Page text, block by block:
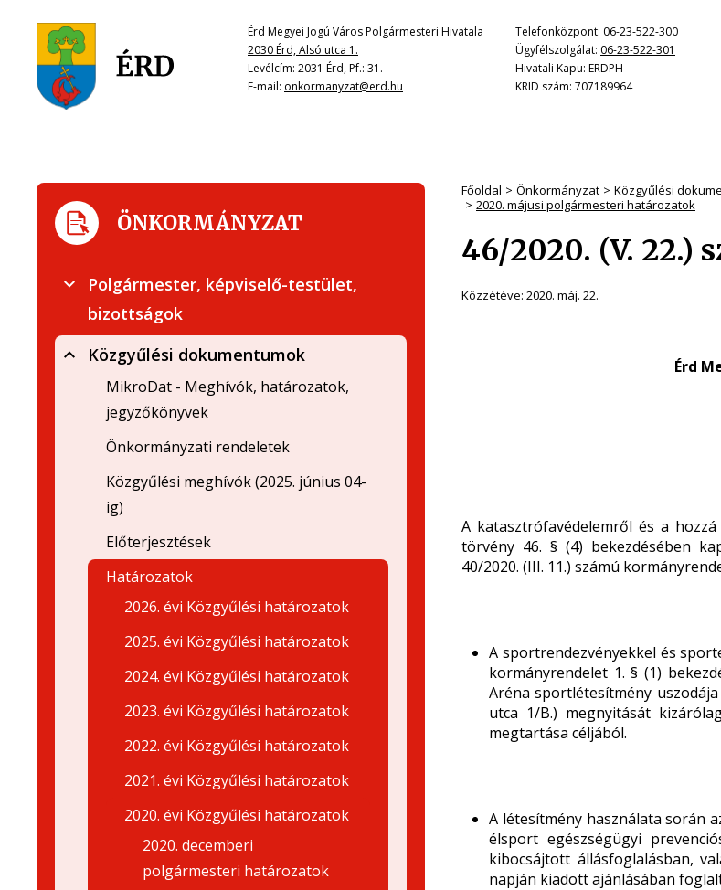
Érd Megyei Jogú Város Polgármesteri Hivatala
2030 Érd, Alsó utca 1.
Levélcím: 2031 Érd, Pf.: 31.
E-mail: onkormanyzat@erd.hu
Telefonközpont: 06-23-522-300
Ügyfélszolgálat: 06-23-522-301
Hivatali Kapu: ERDPH
KRID szám: 707189964
Főoldal Önkormányzat Közgyűlési
2020. májusi polgármesteri határozatok
46/2020. (V. 22.)
Közzétéve: 2020. máj. 22.
Érd
A katasztrófavédelemről és a
törvény 46. § (4) bekezdésében
40/2020. (III. 11.) számú
A sportrendezvényekkel és
kormányrendelet 1. § (1)
Aréna sportlétesítmény uszodája
utca 1/B.) megnyitását
megtartása céljából.
A létesítmény használata során
élsport egészségügyi
kibocsájtott állásfoglalásban,
napján kiadott ajánlásában
ÖNKORMÁNYZAT
Polgármester, képviselő-testület,
bizottságok
Közgyűlési dokumentumok
MikroDat - Meghívók, határozatok,
jegyzőkönyvek
Önkormányzati rendeletek
Közgyűlési meghívók (2025. június 04-
ig)
Előterjesztések
Határozatok
2026. évi Közgyűlési határozatok
2025. évi Közgyűlési határozatok
2024. évi Közgyűlési határozatok
2023. évi Közgyűlési határozatok
2022. évi Közgyűlési határozatok
2021. évi Közgyűlési határozatok
2020. évi Közgyűlési határozatok
2020. decemberi
polgármesteri határozatok